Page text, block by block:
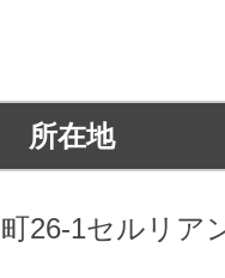
ム
ぎ
ング
報のお知らせ
害情報
所在地
26-1セルリア